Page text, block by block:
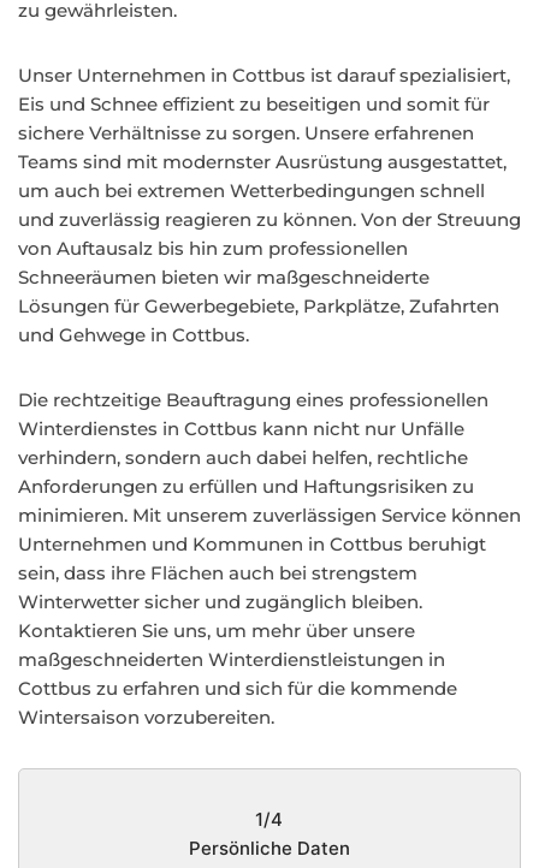
zu gewährleisten.
Unser Unternehmen in Cottbus ist darauf spezialisiert,
Eis und Schnee effizient zu beseitigen und somit für
sichere Verhältnisse zu sorgen. Unsere erfahrenen
Teams sind mit modernster Ausrüstung ausgestattet,
um auch bei extremen Wetterbedingungen schnell
und zuverlässig reagieren zu können. Von der Streuung
von Auftausalz bis hin zum professionellen
Schneeräumen bieten wir maßgeschneiderte
Lösungen für Gewerbegebiete, Parkplätze, Zufahrten
und Gehwege in Cottbus.
Die rechtzeitige Beauftragung eines professionellen
Winterdienstes in Cottbus kann nicht nur Unfälle
verhindern, sondern auch dabei helfen, rechtliche
Anforderungen zu erfüllen und Haftungsrisiken zu
minimieren. Mit unserem zuverlässigen Service können
Unternehmen und Kommunen in Cottbus beruhigt
sein, dass ihre Flächen auch bei strengstem
Winterwetter sicher und zugänglich bleiben.
Kontaktieren Sie uns, um mehr über unsere
maßgeschneiderten Winterdienstleistungen in
Cottbus zu erfahren und sich für die kommende
Wintersaison vorzubereiten.
1/4
Persönliche Daten